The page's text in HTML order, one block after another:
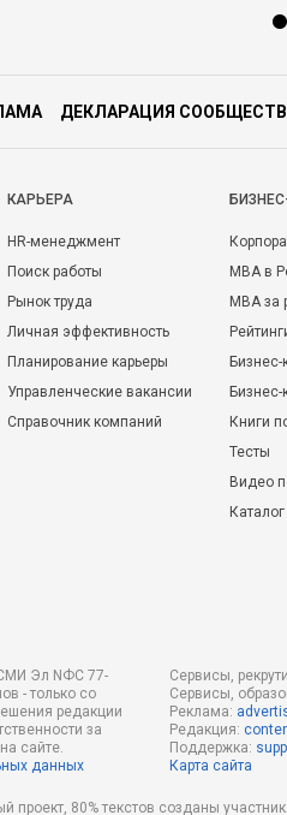
ДЕКЛАРАЦИЯ
КАРЬЕРА
HR-менеджмент
Поиск работы
Рынок труда
Личная эффективность
Планирование карьеры
Управленческие вакансии
Справочник компаний
MBA в
MBA
Бизнес-
Книги
Тесты
Видео
СМИ Эл NФС 77-
- только со
редакции
за
сайте.
данных
Сервисы,
Сервисы,
Реклама:
Редакция:
Поддержка:
Карта сайта
проект, 80% текстов созданы